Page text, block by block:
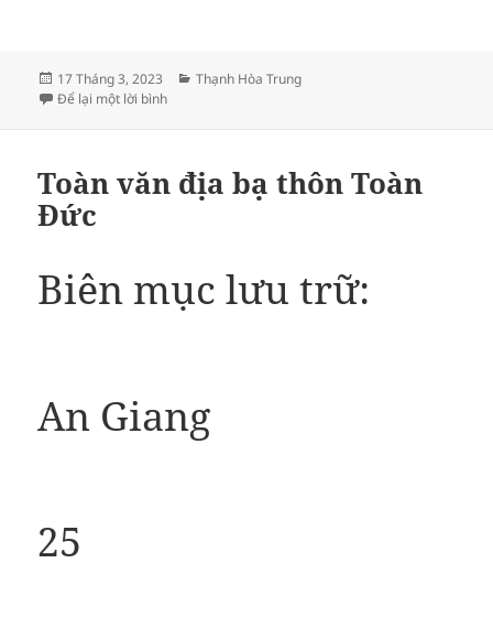
Đăng
vào
17 Tháng 3, 2023
Danh
Thạnh Hòa Trung
Để lại một lời bìnhở ĐỊA GIỚI THÔN THẠNH HOÀ TRUNG VÀO NĂM
Toàn văn địa bạ thôn Toàn
Đức
Biên mục lưu trữ:
An Giang
25